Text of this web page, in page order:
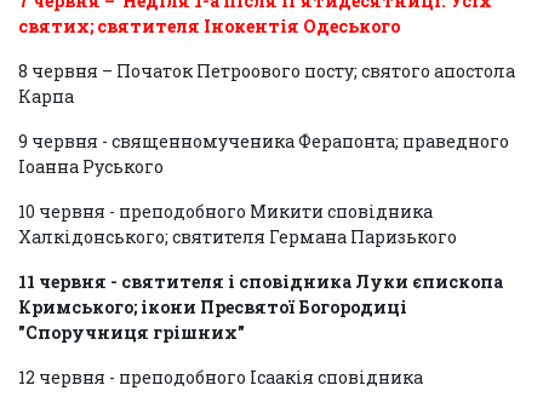
святих; святителя Інокентія Одеського
8 червня – Початок Петроового посту; святого апостола
Карпа
9 червня - священномученика Ферапонта; праведного
Іоанна Руського
10 червня - преподобного Микити сповідника
Халкідонського; святителя Германа Паризького
11 червня - святителя і сповідника Луки єпископа
Кримського; ікони Пресвятої Богородиці
"Споручниця грішних"
12 червня - преподобного Ісаакія сповідника